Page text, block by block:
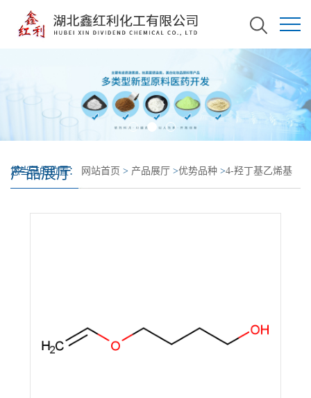
产品展厅
您当前的位置： 网站首页 > 产品展厅 >优势品种 >4-羟丁基乙烯基